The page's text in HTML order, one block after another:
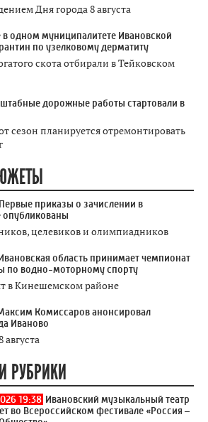
Дня города 8 августа
в одном муниципалитете Ивановской
по узелковому дерматиту
скота отбирали в Тейковском
дорожные работы стартовали в
сезон планируется отремонтировать
Первые приказы о зачислении в
опубликованы
целевиков и олимпиадников
область принимает чемпионат
по водно-моторному спорту
в Кинешемском районе
Комиссаров анонсировал
Иваново
РУБРИКИ
19:38 Ивановский музыкальный театр
во Всероссийском фестивале «Россия –